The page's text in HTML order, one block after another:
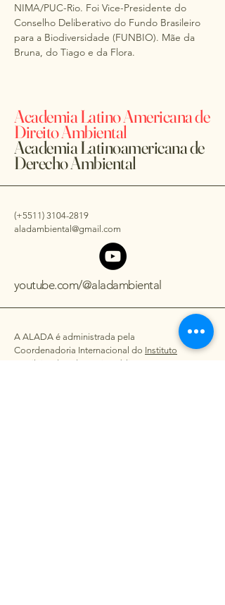
NIMA/PUC-Rio. Foi Vice-Presidente do
Conselho Deliberativo do Fundo Brasileiro
para a Biodiversidade (FUNBIO). Mãe da
Bruna, do Tiago e da Flora.
Academia Latino Americana de
Direito Ambiental
Academia Latinoamericana de
Derecho Ambiental
(+5511) 3104-2819
aladambiental@gmail.com
youtube.com/@aladambiental
A ALADA é administrada pela
Coordenadoria Internacional do Instituto
Brasileiro de Advocacia Pública